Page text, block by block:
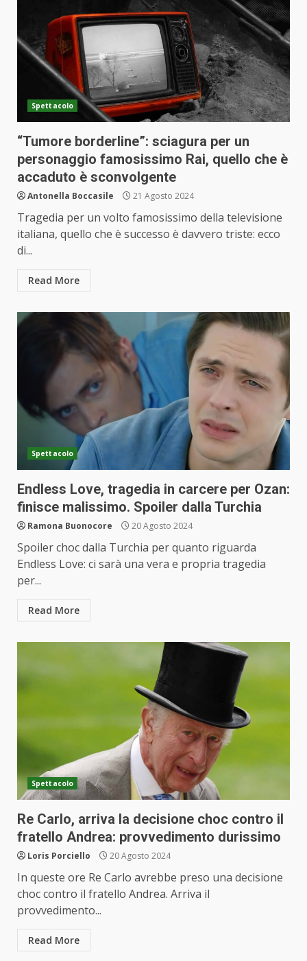
Spettacolo
“Tumore borderline”: sciagura per un
personaggio famosissimo Rai, quello che è
accaduto è sconvolgente
Antonella Boccasile 21 Agosto 2024
Tragedia per un volto famosissimo della televisione
italiana, quello che è successo è davvero triste: ecco
di...
Read More
Spettacolo
Endless Love, tragedia in carcere per Ozan:
finisce malissimo. Spoiler dalla Turchia
Ramona Buonocore 20 Agosto 2024
Spoiler choc dalla Turchia per quanto riguarda
Endless Love: ci sarà una vera e propria tragedia
per...
Read More
Spettacolo
Re Carlo, arriva la decisione choc contro il
fratello Andrea: provvedimento durissimo
Loris Porciello 20 Agosto 2024
In queste ore Re Carlo avrebbe preso una decisione
choc contro il fratello Andrea. Arriva il
provvedimento...
Read More